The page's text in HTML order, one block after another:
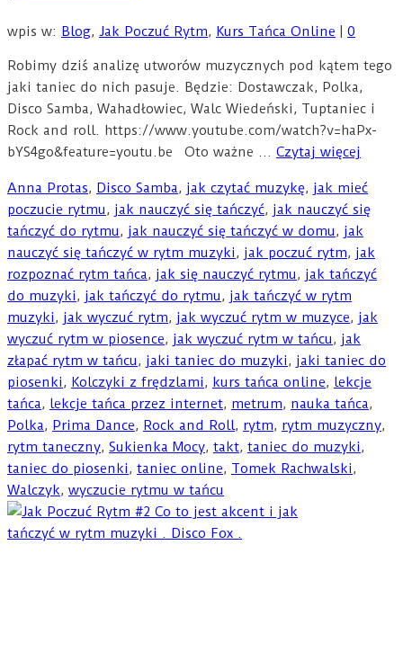
wpis w: Blog, Jak Poczuć Rytm, Kurs Tańca Online 0
Robimy dziś analizę utworów muzycznych pod kątem tego
jaki taniec do nich pasuje. Będzie: Dostawczak, Polka,
Disco Samba, Wahadłowiec, Walc Wiedeński, Tuptaniec i
Rock and roll. https://www.youtube.com/watch?v=haPx-
bYS4go&feature=youtu.be Oto ważne … Czytaj więcej
Anna Protas, Disco Samba, jak czytać muzykę, jak mieć
poczucie rytmu, jak nauczyć się tańczyć, jak nauczyć się
tańczyć do rytmu, jak nauczyć się tańczyć w domu, jak
nauczyć się tańczyć w rytm muzyki, jak poczuć rytm, jak
rozpoznać rytm tańca, jak się nauczyć rytmu, jak tańczyć
do muzyki, jak tańczyć do rytmu, jak tańczyć w rytm
muzyki, jak wyczuć rytm, jak wyczuć rytm w muzyce, jak
wyczuć rytm w piosence, jak wyczuć rytm w tańcu, jak
złapać rytm w tańcu, jaki taniec do muzyki, jaki taniec do
piosenki, Kolczyki z frędzlami, kurs tańca online, lekcje
tańca, lekcje tańca przez internet, metrum, nauka tańca,
Polka, Prima Dance, Rock and Roll, rytm, rytm muzyczny,
rytm taneczny, Sukienka Mocy, takt, taniec do muzyki,
taniec do piosenki, taniec online, Tomek Rachwalski,
Walczyk, wyczucie rytmu w tańcu